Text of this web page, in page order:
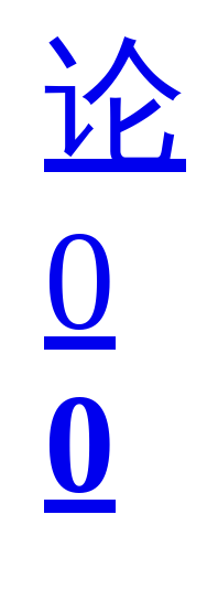
错
的，
不
论
0
0